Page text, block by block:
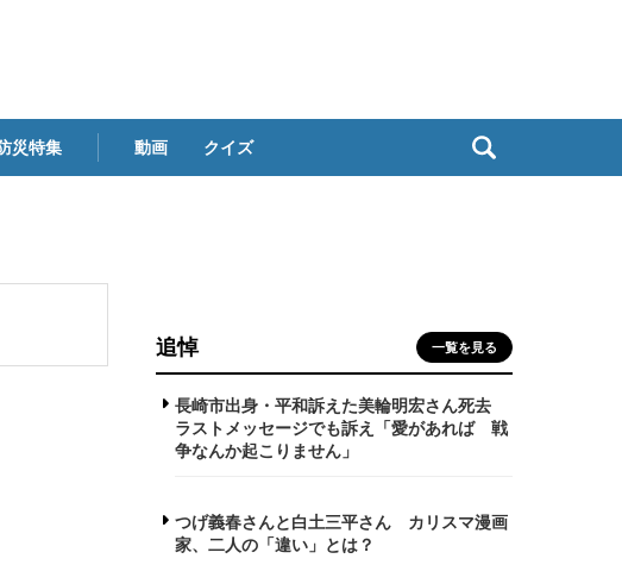
災特集 動画 クイズ
追悼 一覧を見る
長崎市出身・平和訴えた美輪明宏さん死去
ラストメッセージでも訴え「愛があれば 戦
争なんか起こりません」
つげ義春さんと白土三平さん カリスマ漫画
家、二人の「違い」とは？